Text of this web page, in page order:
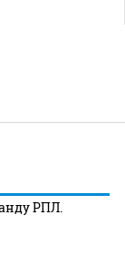
РПЛ.